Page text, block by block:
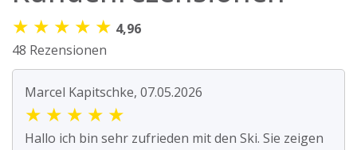
★ ★ ★ ★ ★ 4,96
48 Rezensionen
Marcel Kapitschke, 07.05.2026
★ ★ ★ ★ ★
Hallo ich bin sehr zufrieden mit den Ski. Sie zeigen